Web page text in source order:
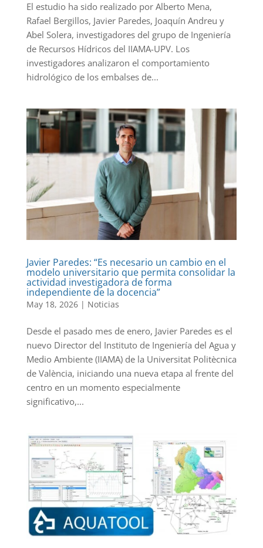
El estudio ha sido realizado por Alberto Mena,
Rafael Bergillos, Javier Paredes, Joaquín Andreu y
Abel Solera, investigadores del grupo de Ingeniería
de Recursos Hídricos del IIAMA-UPV. Los
investigadores analizaron el comportamiento
hidrológico de los embalses de...
Javier Paredes: “Es necesario un cambio en el
modelo universitario que permita consolidar la
actividad investigadora de forma
independiente de la docencia”
May 18, 2026| Noticias
Desde el pasado mes de enero, Javier Paredes es el
nuevo Director del Instituto de Ingeniería del Agua y
Medio Ambiente (IIAMA) de la Universitat Politècnica
de València, iniciando una nueva etapa al frente del
centro en un momento especialmente
significativo,...